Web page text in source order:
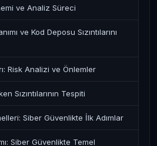
ve Analiz Süreci
ve Kod Deposu Sızıntılarını
Risk Analizi ve Önlemler
Sızıntılarının Tespiti
Siber Güvenlikte İlk Adımlar
Siber Güvenlikte Temel